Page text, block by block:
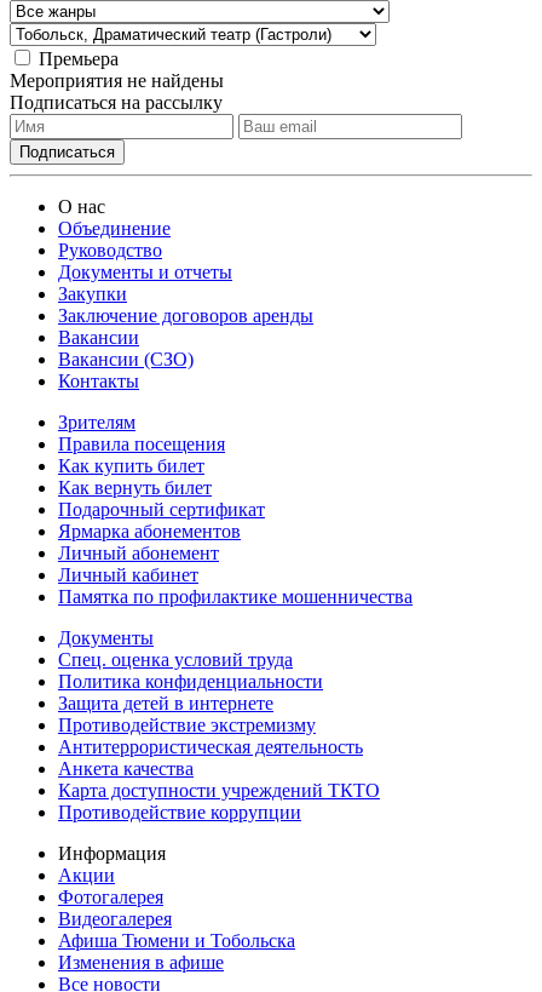
Премьера
Мероприятия не найдены
Подписаться на рассылку
О нас
Объединение
Руководство
Документы и отчеты
Закупки
Заключение договоров аренды
Вакансии
Вакансии (СЗО)
Контакты
Зрителям
Правила посещения
Как купить билет
Как вернуть билет
Подарочный сертификат
Ярмарка абонементов
Личный абонемент
Личный кабинет
Памятка по профилактике мошенничества
Документы
Спец. оценка условий труда
Политика конфиденциальности
Защита детей в интернете
Противодействие экстремизму
Антитеррористическая деятельность
Анкета качества
Карта доступности учреждений ТКТО
Противодействие коррупции
Информация
Акции
Фотогалерея
Видеогалерея
Афиша Тюмени и Тобольска
Изменения в афише
Все новости